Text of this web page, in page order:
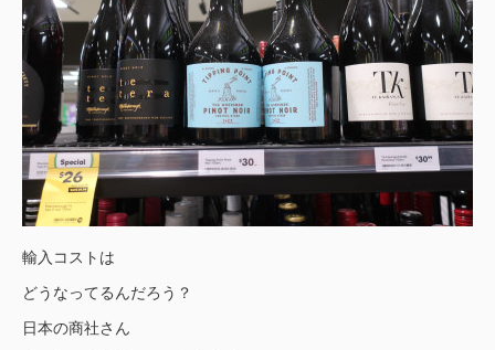
輸入コストは
どうなってるんだろう？
日本の商社さん